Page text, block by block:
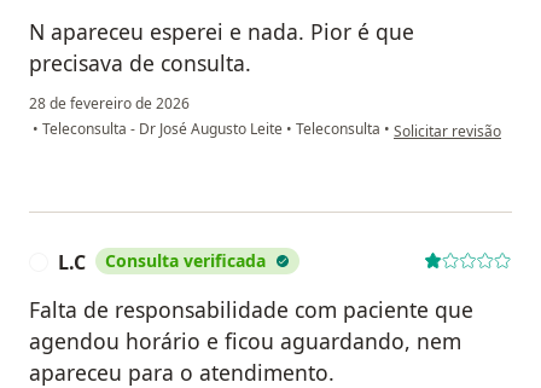
N apareceu esperei e nada. Pior é que
precisava de consulta.
28 de fevereiro de 2026
• Teleconsulta - Dr José Augusto Leite • Teleconsulta • na opinião do
Solicitar revisão
L.C Consulta verificada
Falta de responsabilidade com paciente que
agendou horário e ficou aguardando, nem
apareceu para o atendimento.